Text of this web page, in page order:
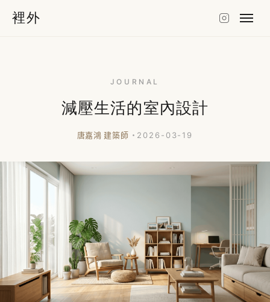
裡外
JOURNAL
減壓生活的室內設計
唐嘉鴻 建築師 ・2026-03-19